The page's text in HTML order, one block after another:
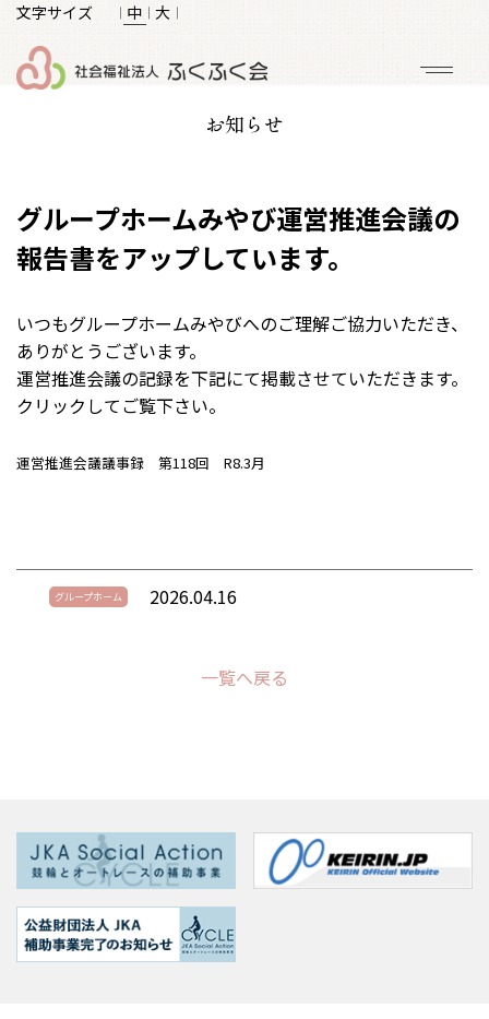
文字サイズ 𝄀 中 𝄀 大 𝄀
お知らせ
グループホームみやび運営推進会議の
報告書をアップしています。
いつもグループホームみやびへのご理解ご協力いただき、
ありがとうございます。
運営推進会議の記録を下記にて掲載させていただきます。
クリックしてご覧下さい。
運営推進会議議事録 第118回 R8.3月
グループホーム 2026.04.16
一覧へ戻る